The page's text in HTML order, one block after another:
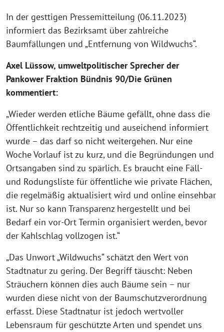
In der gesttigen Pressemitteilung (06.11.2023)
informiert das Bezirksamt über zahlreiche
Baumfällungen und „Entfernung von Wildwuchs“.
Axel Lüssow, umweltpolitischer Sprecher der
Pankower Fraktion Bündnis 90/Die Grünen
kommentiert:
„Wieder werden etliche Bäume gefällt, ohne dass die
Öffentlichkeit rechtzeitig und auseichend informiert
wurde – das darf so nicht weitergehen. Nur eine
Woche Vorlauf ist zu kurz, und die Begründungen und
Ortsangaben sind zu spärlich. Es braucht eine Fäll-
und Rodungsliste für öffentliche wie private Flächen,
die regelmäßig aktualisiert wird und online einsehbar
ist. Nur so kann Transparenz hergestellt und bei
Bedarf ein vor-Ort Termin organisiert werden, bevor
der Kahlschlag vollzogen ist.“
„Das Unwort „Wildwuchs“ schätzt den Wert von
Stadtnatur zu gering. Der Begriff täuscht: Neben
Sträuchern können dies auch Bäume sein – nur
wurden diese nicht von der Baumschutzverordnung
erfasst. Diese Stadtnatur ist jedoch wertvoller
Lebensraum für geschützte Arten und spendet uns